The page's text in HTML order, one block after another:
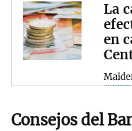
La
en
Consejos del